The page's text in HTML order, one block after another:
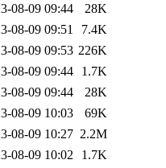
08-09 09:44
28K
08-09 09:51
7.4K
08-09 09:53 226K
08-09 09:44
1.7K
08-09 09:44
28K
08-09 10:03
69K
08-09 10:27 2.2M
08-09 10:02
1.7K